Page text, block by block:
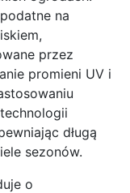
na
przez
promieni UV i
długą
sezonów.
o